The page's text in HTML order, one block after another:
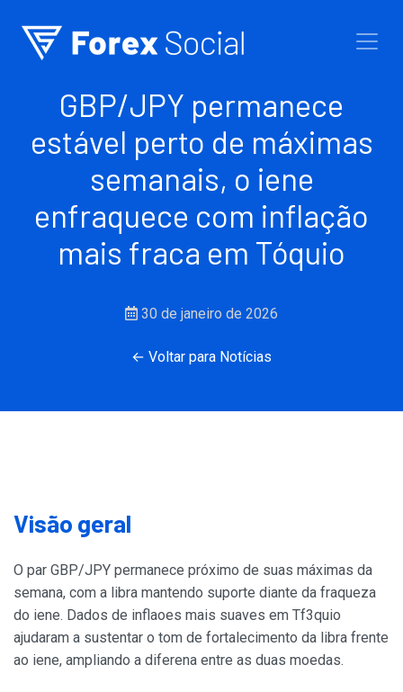
GBP/JPY permanece
estável perto de máximas
semanais, o iene
enfraquece com inflação
mais fraca em Tóquio
30 de janeiro de 2026
← Voltar para Notícias
Visão geral
O par GBP/JPY permanece próximo de suas máximas da
semana, com a libra mantendo suporte diante da fraqueza
do iene. Dados de inflaoes mais suaves em Tf3quio
ajudaram a sustentar o tom de fortalecimento da libra frente
ao iene, ampliando a diferena entre as duas moedas.